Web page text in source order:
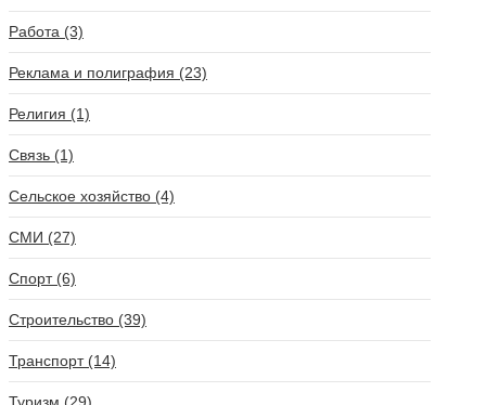
Работа (3)
Реклама и полиграфия (23)
Религия (1)
Связь (1)
Сельское хозяйство (4)
СМИ (27)
Спорт (6)
Строительство (39)
Транспорт (14)